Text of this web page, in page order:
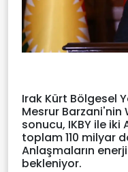
Irak Kürt Bölgesel
Mesrur
sonucu, IKBY ile iki
toplam 110 milyar
Anlaşmaların enerji
bekleniyor.